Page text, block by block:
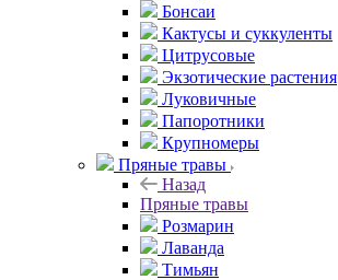
Бонсаи
Кактусы и суккуленты
Цитрусовые
Экзотические растения
Луковичные
Папоротники
Крупномеры
Пряные травы
Назад
Пряные травы
Розмарин
Лаванда
Тимьян